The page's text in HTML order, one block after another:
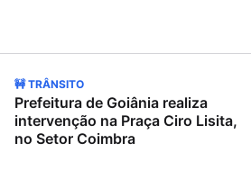
🚧 TRÂNSITO
Prefeitura de Goiânia realiza
intervenção na Praça Ciro Lisita,
no Setor Coimbra